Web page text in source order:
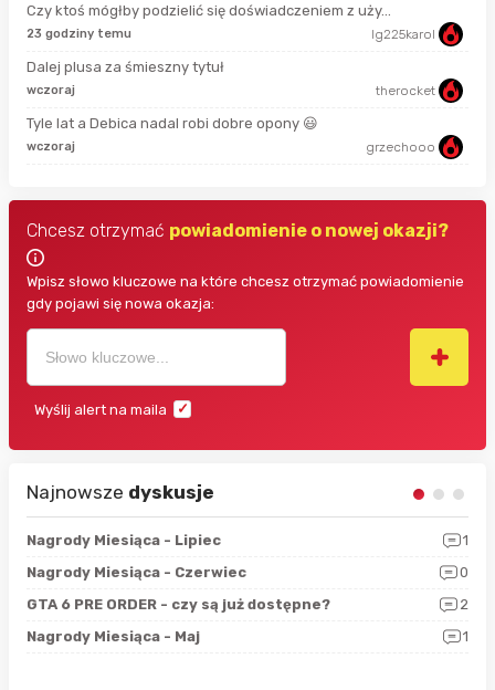
Czy ktoś mógłby podzielić się doświadczeniem z uży...
23 godziny temu lg225karol
Dalej plusa za śmieszny tytuł
wczoraj therocket
Tyle lat a Debica nadal robi dobre opony 😃
wczoraj grzechooo
Chcesz otrzymać powiadomienie o nowej okazji?
Wpisz słowo kluczowe na które chcesz otrzymać powiadomienie
gdy pojawi się nowa okazja:
Wyślij alert na maila
Najnowsze dyskusje
Nagrody Miesiąca - Lipiec
1
Nagrody Miesiąca - Czerwiec
0
GTA 6 PRE ORDER - czy są już dostępne?
2
Nagrody Miesiąca - Maj
1